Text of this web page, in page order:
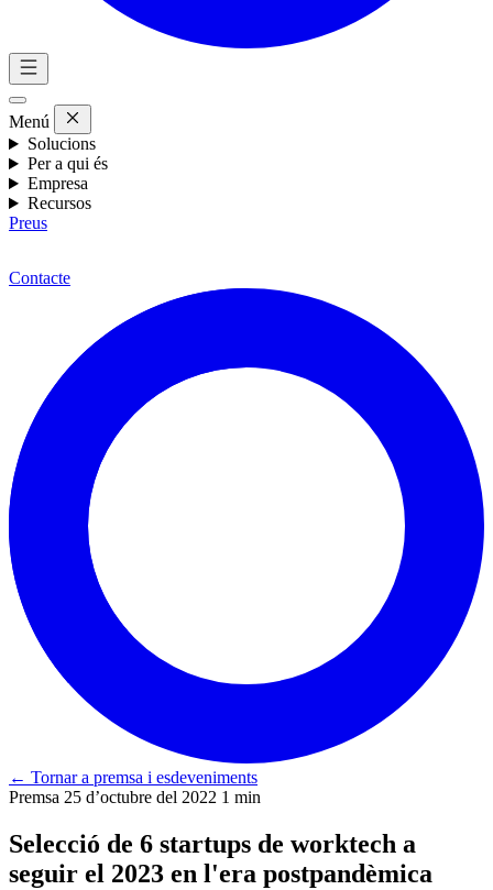
Menú
Solucions
Per a qui és
Empresa
Recursos
Preus
Contacte
← Tornar a premsa i esdeveniments
Premsa 25 d’octubre del 2022 1 min
Selecció de 6 startups de worktech a
seguir el 2023 en l'era postpandèmica